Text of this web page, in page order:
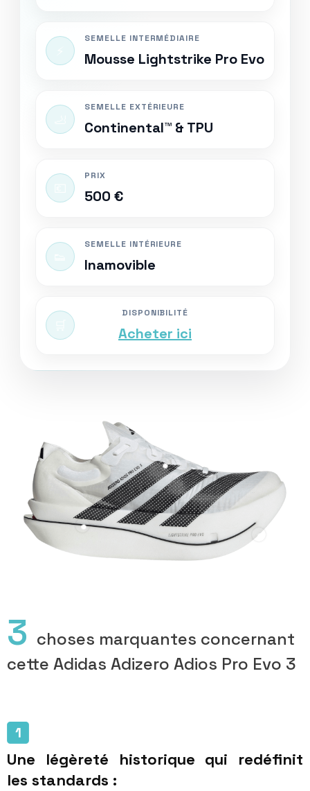
SEMELLE INTERMÉDIAIRE
Mousse Lightstrike Pro Evo
SEMELLE EXTÉRIEURE
Continental™ & TPU
PRIX
500 €
SEMELLE INTÉRIEURE
Inamovible
DISPONIBILITÉ
Acheter ici
3 choses marquantes concernant
cette Adidas Adizero Adios Pro Evo 3
Une légèreté historique qui redéfinit
les standards :